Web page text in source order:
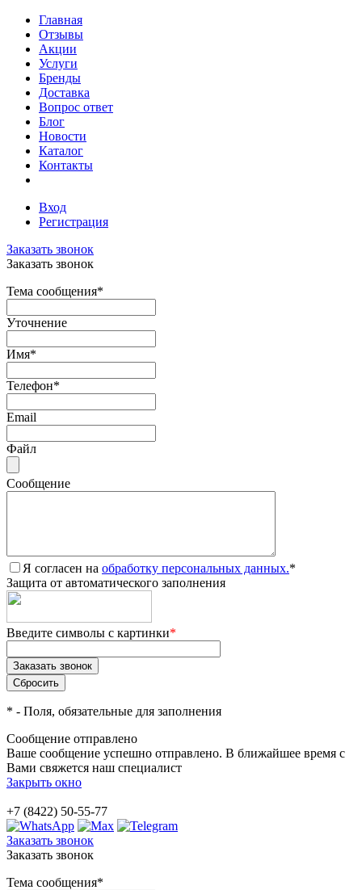
Главная
Отзывы
Акции
Услуги
Бренды
Доставка
Вопрос ответ
Блог
Новости
Каталог
Контакты
Вход
Регистрация
Заказать звонок
Заказать звонок
Тема сообщения*
Уточнение
Имя*
Телефон*
Email
Файл
Сообщение
Я согласен на обработку персональных данных.*
Защита от автоматического заполнения
Введите символы с картинки*
* - Поля, обязательные для заполнения
Сообщение отправлено
Ваше сообщение успешно отправлено. В ближайшее время с
Вами свяжется наш специалист
Закрыть окно
+7 (8422) 50-55-77
Заказать звонок
Заказать звонок
Тема сообщения*